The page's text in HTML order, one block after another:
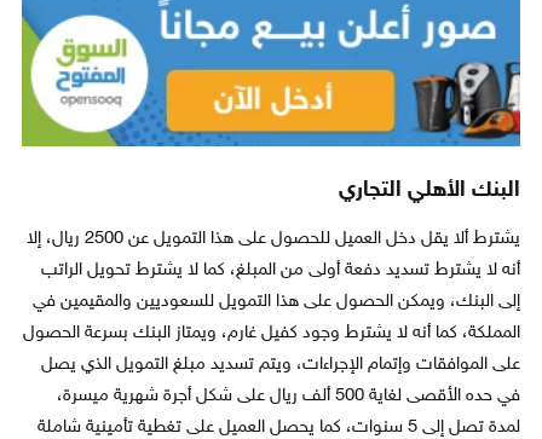
البنك الأهلي التجاري
يشترط ألا يقل دخل العميل للحصول على هذا التمويل عن 2500 ريال، إلا
أنه لا يشترط تسديد دفعة أولى من المبلغ، كما لا يشترط تحويل الراتب
إلى البنك، ويمكن الحصول على هذا التمويل للسعوديين والمقيمين في
المملكة، كما أنه لا يشترط وجود كفيل غارم، ويمتاز البنك بسرعة الحصول
على الموافقات وإتمام الإجراءات، ويتم تسديد مبلغ التمويل الذي يصل
في حده الأقصى لغاية 500 ألف ريال على شكل أجرة شهرية ميسرة،
لمدة تصل إلى 5 سنوات، كما يحصل العميل على تغطية تأمينية شاملة